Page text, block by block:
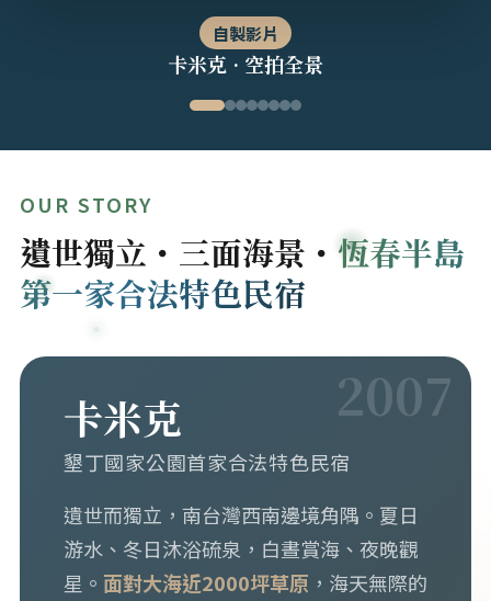
自製影片
卡米克 · 空拍全景
OUR STORY
遺世獨立・三面海景・ 恆春半島
第一家合法特色民宿
2007
卡米克
墾丁國家公園首家合法特色民宿
遺世而獨立，南台灣西南邊境角隅。夏日
游水、冬日沐浴硫泉，白晝賞海、夜晚觀
星。 面對大海近2000坪草原 ，海天無際的